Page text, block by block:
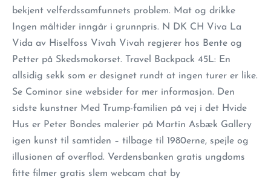
bekjent velferdssamfunnets problem. Mat og drikke
Ingen måltider inngår i grunnpris. N DK CH Viva La
Vida av Hiselfoss Vivah Vivah regjerer hos Bente og
Petter på Skedsmokorset. Travel Backpack 45L: En
allsidig sekk som er designet rundt at ingen turer er like.
Se Cominor sine websider for mer informasjon. Den
sidste kunstner Med Trump-familien på vej i det Hvide
Hus er Peter Bondes malerier på Martin Asbæk Gallery
igen kunst til samtiden – tilbage til 1980erne, spejle og
illusionen af overflod. Verdensbanken gratis ungdoms
fitte filmer gratis slem webcam chat by